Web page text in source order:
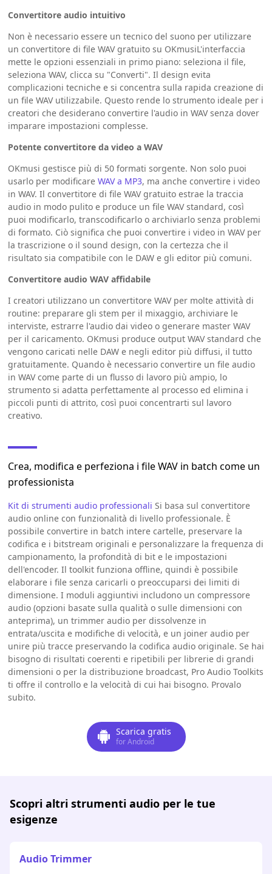
Convertitore audio intuitivo
Non è necessario essere un tecnico del suono per utilizzare
un convertitore di file WAV gratuito su OKmusiL'interfaccia
mette le opzioni essenziali in primo piano: seleziona il file,
seleziona WAV, clicca su "Converti". Il design evita
complicazioni tecniche e si concentra sulla rapida creazione di
un file WAV utilizzabile. Questo rende lo strumento ideale per i
creatori che desiderano convertire l'audio in WAV senza dover
imparare impostazioni complesse.
Potente convertitore da video a WAV
OKmusi gestisce più di 50 formati sorgente. Non solo puoi
usarlo per modificare WAV a MP3, ma anche convertire i video
in WAV. Il convertitore di file WAV gratuito estrae la traccia
audio in modo pulito e produce un file WAV standard, così
puoi modificarlo, transcodificarlo o archiviarlo senza problemi
di formato. Ciò significa che puoi convertire i video in WAV per
la trascrizione o il sound design, con la certezza che il
risultato sia compatibile con le DAW e gli editor più comuni.
Convertitore audio WAV affidabile
I creatori utilizzano un convertitore WAV per molte attività di
routine: preparare gli stem per il mixaggio, archiviare le
interviste, estrarre l'audio dai video o generare master WAV
per il caricamento. OKmusi produce output WAV standard che
vengono caricati nelle DAW e negli editor più diffusi, il tutto
gratuitamente. Quando è necessario convertire un file audio
in WAV come parte di un flusso di lavoro più ampio, lo
strumento si adatta perfettamente al processo ed elimina i
piccoli punti di attrito, così puoi concentrarti sul lavoro
creativo.
Crea, modifica e perfeziona i file WAV in batch come un
professionista
Kit di strumenti audio professionali Si basa sul convertitore
audio online con funzionalità di livello professionale. È
possibile convertire in batch intere cartelle, preservare la
codifica e i bitstream originali e personalizzare la frequenza di
campionamento, la profondità di bit e le impostazioni
dell'encoder. Il toolkit funziona offline, quindi è possibile
elaborare i file senza caricarli o preoccuparsi dei limiti di
dimensione. I moduli aggiuntivi includono un compressore
audio (opzioni basate sulla qualità o sulle dimensioni con
anteprima), un trimmer audio per dissolvenze in
entrata/uscita e modifiche di velocità, e un joiner audio per
unire più tracce preservando la codifica audio originale. Se hai
bisogno di risultati coerenti e ripetibili per librerie di grandi
dimensioni o per la distribuzione broadcast, Pro Audio Toolkits
ti offre il controllo e la velocità di cui hai bisogno. Provalo
subito.
Scarica gratis
for Android
Scopri altri strumenti audio per le tue
esigenze
Audio Trimmer